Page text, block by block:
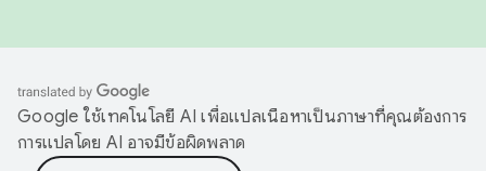
Google ใช้เทคโนโลยี AI เพื่อแปลเนื้อหาเป็นภาษาที่คุณต้องการ
การแปลโดย AI อาจมีข้อผิดพลาด